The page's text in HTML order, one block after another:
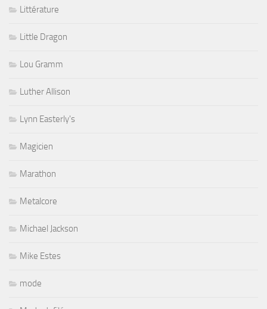
Littérature
Little Dragon
Lou Gramm
Luther Allison
Lynn Easterly's
Magicien
Marathon
Metalcore
Michael Jackson
Mike Estes
mode